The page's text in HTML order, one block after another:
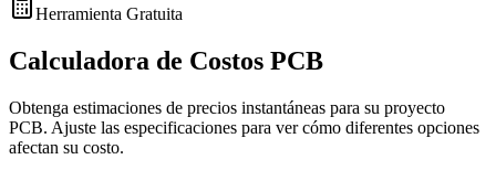
Herramienta Gratuita
Calculadora de Costos PCB
Obtenga estimaciones de precios instantáneas para su proyecto
PCB. Ajuste las especificaciones para ver cómo diferentes opciones
afectan su costo.